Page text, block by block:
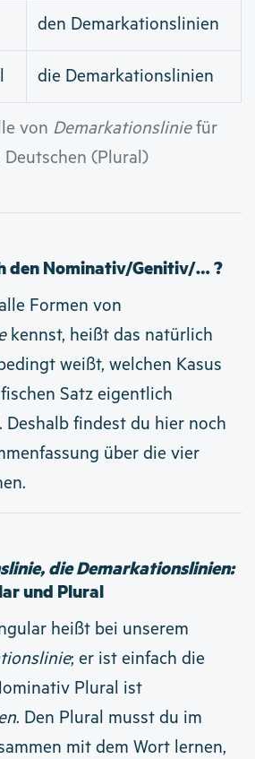
von Demarkationsliniefür
Deutschen (Plural)
den Demarkationslinien
die Demarkationslinien
den Nominativ/Genitiv/… ?
Formen von
kennst, heißt das natürlich
weißt, welchen Kasus
Satz eigentlich
Deshalb findest du hier noch
über die vier
die Demarkationslinien:
und Plural
heißt bei unserem
; er ist einfach die
Plural ist
. Den Plural musst du im
mit dem Wort lernen,